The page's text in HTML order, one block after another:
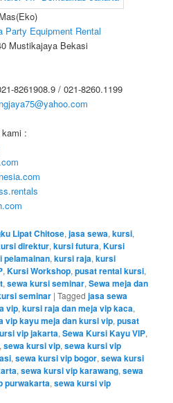
Mas(Eko)
Party Equipment Rental
Mustikajaya Bekasi
8261908.9 / 021-8260.1199
:
Lipat Chitose,jasa sewa,kursi,
direktur,kursi futura,Kursi
pelamainan,kursi raja,kursi
,Kursi Workshop,pusat rental kursi,
,sewa kursi seminar,Sewa meja dan
seminar |Tagged jasa sewa
vip,kursi raja dan meja vip kaca,
vip kayu meja dan kursi vip,pusat
vip jakarta,Sewa Kursi Kayu VIP,
,sewa kursi vip,sewa kursi vip
,sewa kursi vip bogor,sewa kursi
,sewa kursi vip karawang,sewa
purwakarta,sewa kursi vip